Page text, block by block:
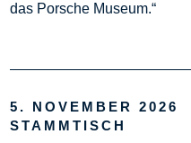
das Porsche Museum.“
5. NOVEMBER 2026
STAMMTISCH